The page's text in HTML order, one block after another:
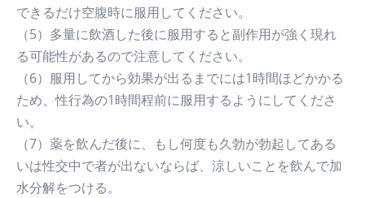
できるだけ空腹時に服用してください。
（5）多量に飲酒した後に服用すると副作用が強く現れ
る可能性があるので注意してください。
（6）服用してから効果が出るまでには1時間ほどかかる
ため、性行為の1時間程前に服用するようにしてくださ
い。
（7）薬を飲んだ後に、もし何度も久勃が勃起してある
いは性交中で者が出ないならば、涼しいことを飲んで加
水分解をつける。